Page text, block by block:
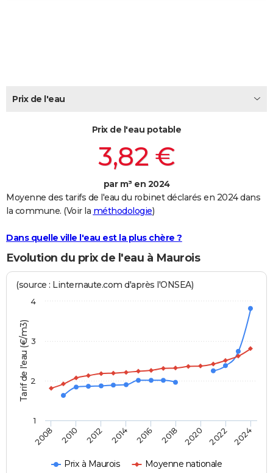
FORUM
Bricolage
Lifestyle
Culture
Sport
Auto
Television
Voyage
Cinema
Prix de l'eau
Prix de l'eau potable
3,82 €
par m³ en 2024
Moyenne des tarifs de l'eau du robinet déclarés en 2024 dans
la commune. (Voir la méthodologie)
Dans quelle ville l'eau est la plus chère ?
Evolution du prix de l'eau à Maurois
Tarif de l'eau (€/m3)
(source : Linternaute.com d'après l'ONSEA)
Prix à Maurois Moyenne nationale
2008 2010 2012 2014 2016 2018 2020 2022 2024
1
2
3
4